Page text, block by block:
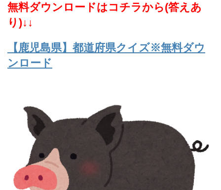
無料ダウンロードはコチラから(答えあ
り)↓↓
【鹿児島県】都道府県クイズ※無料ダウ
ンロード